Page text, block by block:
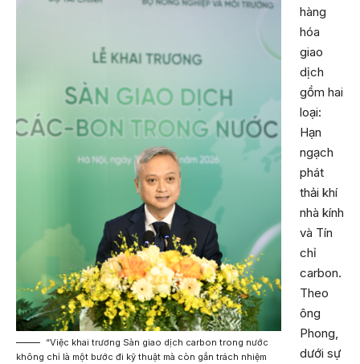
“Việc khai trương Sàn giao dịch carbon trong nước
không chỉ là một bước đi kỹ thuật mà còn gắn trách nhiệm
hàng
hóa
giao
dịch
gồm hai
loại:
Hạn
ngạch
phát
thải khí
nhà kính
và Tín
chỉ
carbon.
Theo
ông
Phong,
dưới sự